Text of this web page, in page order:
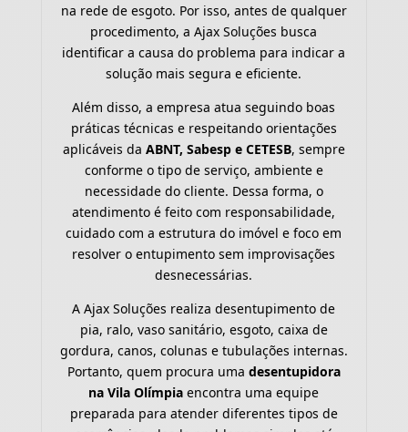
na rede de esgoto. Por isso, antes de qualquer
procedimento, a Ajax Soluções busca
identificar a causa do problema para indicar a
solução mais segura e eficiente.
Além disso, a empresa atua seguindo boas
práticas técnicas e respeitando orientações
aplicáveis da ABNT, Sabesp e CETESB, sempre
conforme o tipo de serviço, ambiente e
necessidade do cliente. Dessa forma, o
atendimento é feito com responsabilidade,
cuidado com a estrutura do imóvel e foco em
resolver o entupimento sem improvisações
desnecessárias.
A Ajax Soluções realiza desentupimento de
pia, ralo, vaso sanitário, esgoto, caixa de
gordura, canos, colunas e tubulações internas.
Portanto, quem procura uma desentupidora
na Vila Olímpia encontra uma equipe
preparada para atender diferentes tipos de